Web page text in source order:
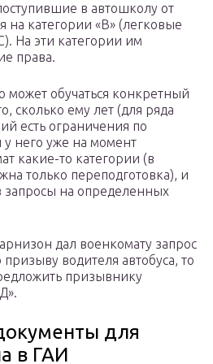
в автошколу от
на категории «В» (легковые
На эти категории им
права.
может обучаться конкретный
сколько ему лет (для ряда
есть ограничения по
у него уже на момент
какие-то категории (в
только переподготовка), и
запросы на определенных
дал военкомату запрос
водителя автобуса, то
призывнику
для
в ГАИ